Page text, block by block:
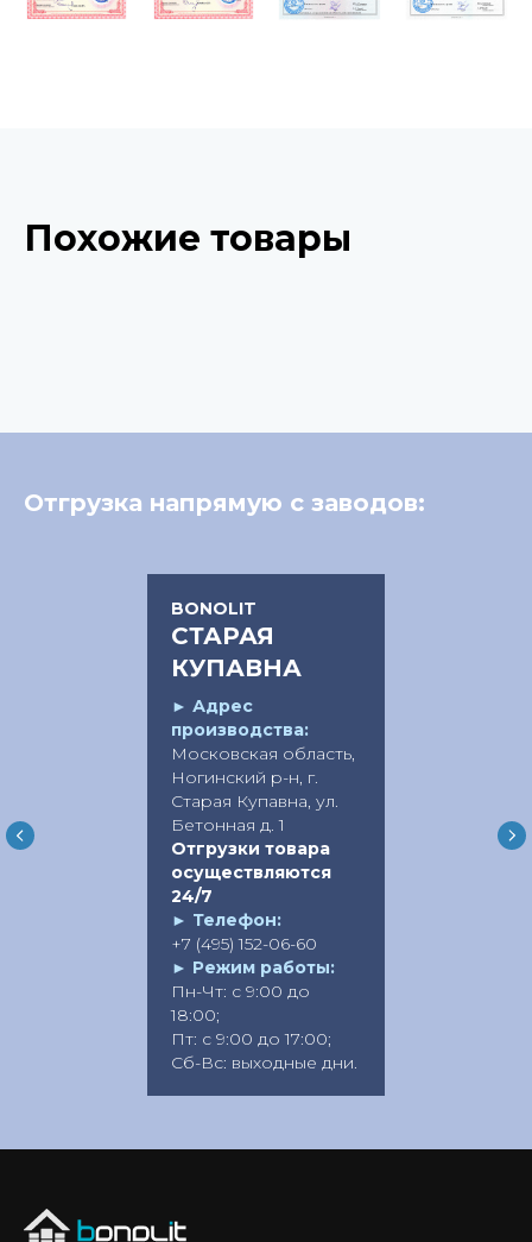
Похожие товары
Отгрузка напрямую с заводов:
BONOLIT
СТАРАЯ
КУПАВНА
► Адрес
производства:
Московская область,
Ногинский р-н, г.
Старая Купавна, ул.
Бетонная д. 1
Отгрузки товара
осуществляются
24/7
► Телефон:
+7 (495) 152-06-60
► Режим работы:
Пн-Чт: с 9:00 до
18:00;
Пт: с 9:00 до 17:00;
Сб-Вс: выходные дни.